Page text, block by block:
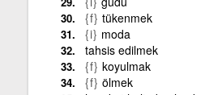
{f} tükenmek
{i} moda
tahsis edilmek
{f} koyulmak
{f} ölmek